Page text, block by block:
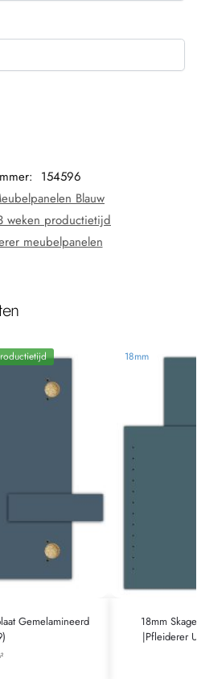
154596
Blauw
weken productietijd
meubelpanelen
Gemelamineerd
18mm
18mm
|Pfleiderer